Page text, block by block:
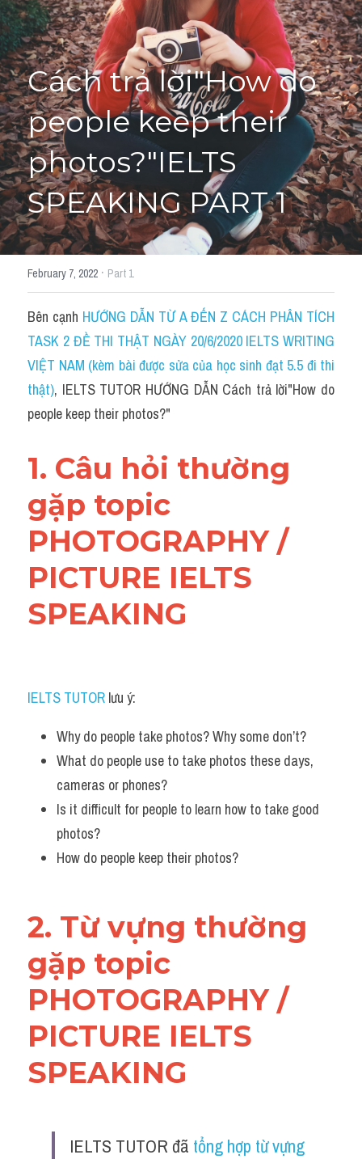
HỌC THỬ
Cách trả lời"How do
people keep their
photos?"IELTS
SPEAKING PART 1
February 7, 2022 · Part 1
Bên cạnh HƯỚNG DẪN TỪ A ĐẾN Z CÁCH PHÂN TÍCH
TASK 2 ĐỀ THI THẬT NGÀY 20/6/2020 IELTS WRITING
VIỆT NAM (kèm bài được sửa của học sinh đạt 5.5 đi thi
thật), IELTS TUTOR HƯỚNG DẪN Cách trả lời"How do
people keep their photos?"
1. Câu hỏi thường
gặp topic
PHOTOGRAPHY /
PICTURE IELTS
SPEAKING
IELTS TUTOR lưu ý:
Why do people take photos? Why some don’t?
What do people use to take photos these days,
cameras or phones?
Is it difficult for people to learn how to take good
photos?
How do people keep their photos?
2. Từ vựng thường
gặp topic
PHOTOGRAPHY /
PICTURE IELTS
SPEAKING
IELTS TUTOR đã tổng hợp từ vựng